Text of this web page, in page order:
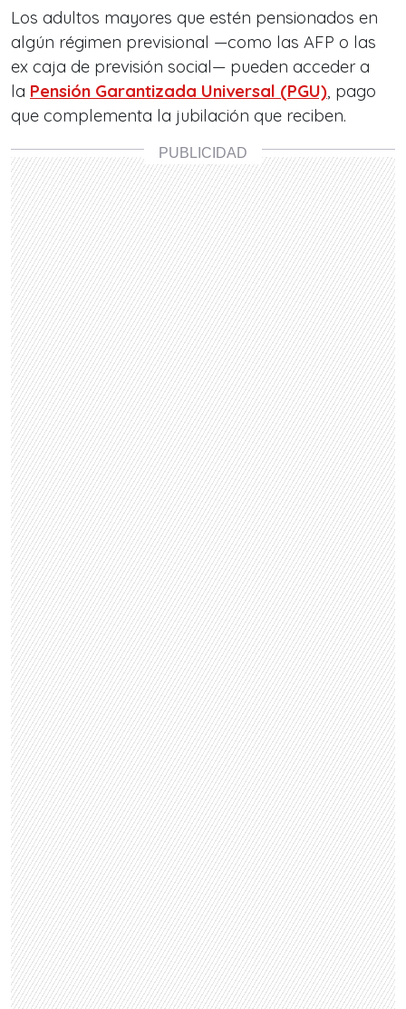
Los adultos mayores que estén pensionados en
algún régimen previsional —como las AFP o las
ex caja de previsión social— pueden acceder a
la Pensión Garantizada Universal (PGU), pago
que complementa la jubilación que reciben.